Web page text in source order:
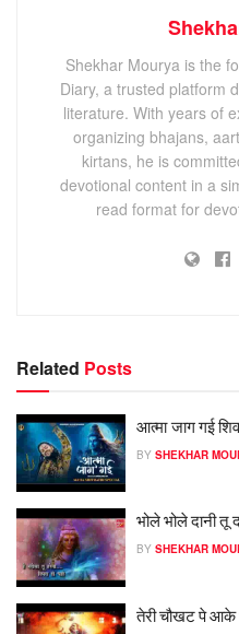
Shekhar Mourya is the
Diary, a trusted platform
literature. With years of
organizing bhajans,
kirtans, he is
devotional content in a
read format for
Related Posts
आत्मा जाग गई
BY SHEKHAR
भोले भोले दानी
BY SHEKHAR
तेरी चौखट पे आके